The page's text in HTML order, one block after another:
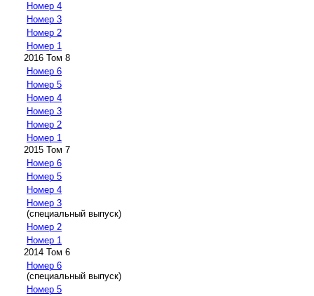
Номер 4
Номер 3
Номер 2
Номер 1
2016 Том 8
Номер 6
Номер 5
Номер 4
Номер 3
Номер 2
Номер 1
2015 Том 7
Номер 6
Номер 5
Номер 4
Номер 3
(специальный выпуск)
Номер 2
Номер 1
2014 Том 6
Номер 6
(специальный выпуск)
Номер 5